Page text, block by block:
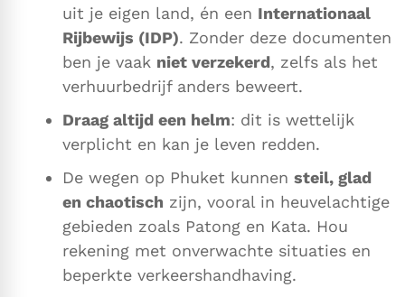
uit je eigen land, én een Internationaal
Rijbewijs (IDP). Zonder deze documenten
ben je vaak niet verzekerd, zelfs als het
verhuurbedrijf anders beweert.
Draag altijd een helm: dit is wettelijk
verplicht en kan je leven redden.
De wegen op Phuket kunnen steil, glad
en chaotisch zijn, vooral in heuvelachtige
gebieden zoals Patong en Kata. Hou
rekening met onverwachte situaties en
beperkte verkeershandhaving.